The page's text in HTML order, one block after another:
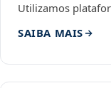
Utilizamos
SAIBA MAIS